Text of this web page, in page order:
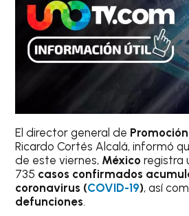
El director general de
Ricardo Cortés Alcalá, informó
de este viernes, Méxicoregistra
735 casos confirmados
coronavirus (COVID-19), así
defunciones.